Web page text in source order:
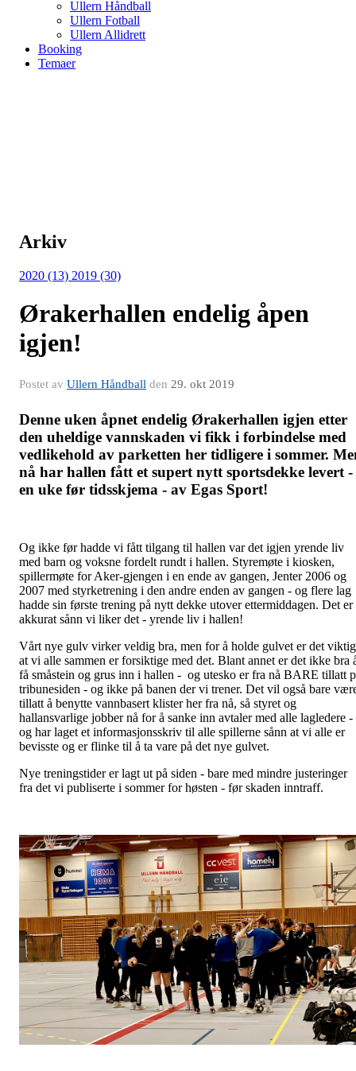
Ullern Håndball
Ullern Fotball
Ullern Allidrett
Booking
Temaer
Arkiv
2020 (13) 2019 (30)
Ørakerhallen endelig åpen
igjen!
Postet av Ullern Håndball den 29. okt 2019
Denne uken åpnet endelig Ørakerhallen igjen etter
den uheldige vannskaden vi fikk i forbindelse med
vedlikehold av parketten her tidligere i sommer.
nå har hallen fått et supert nytt sportsdekke levert -
en uke før tidsskjema - av Egas Sport!
Og ikke før hadde vi fått tilgang til hallen var det igjen yrende liv
med barn og voksne fordelt rundt i hallen. Styremøte i kiosken,
spillermøte for Aker-gjengen i en ende av gangen, Jenter 2006 og
2007 med styrketrening i den andre enden av gangen - og flere lag
hadde sin første trening på nytt dekke utover ettermiddagen. Det er
akkurat sånn vi liker det - yrende liv i hallen!
Vårt nye gulv virker veldig bra, men for å holde gulvet er det viktig
at vi alle sammen er forsiktige med det. Blant annet er det ikke bra
få småstein og grus inn i hallen - og utesko er fra nå BARE tillatt
tribunesiden - og ikke på banen der vi trener. Det vil også bare
tillatt å benytte vannbasert klister her fra nå, så styret og
hallansvarlige jobber nå for å sanke inn avtaler med alle lagledere -
og har laget et informasjonsskriv til alle spillerne sånn at vi alle er
bevisste og er flinke til å ta vare på det nye gulvet.
Nye treningstider er lagt ut på siden - bare med mindre justeringer
fra det vi publiserte i sommer for høsten - før skaden inntraff.